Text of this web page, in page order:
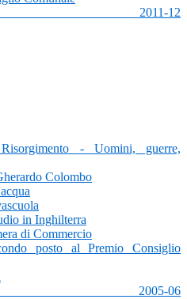
2011-12
- Uomini, guerre,
Colombo
in Inghilterra
di Commercio
posto al Premio Consiglio
2005-06